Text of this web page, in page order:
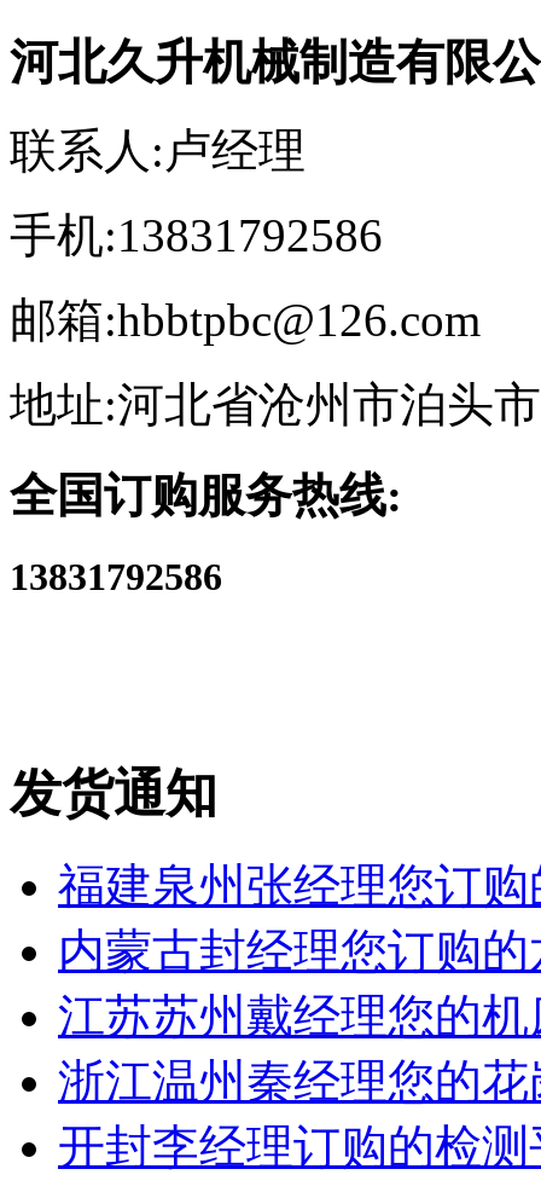
河北久升机械制造有限
联系人:卢经理
手机:13831792586
邮箱:hbbtpbc@126.com
地址:河北省沧州市泊头
全国订购服务热线:
13831792586
发货通知
福建泉州张经理您订
内蒙古封经理您订购
江苏苏州戴经理您的
浙江温州秦经理您的
开封李经理订购的检